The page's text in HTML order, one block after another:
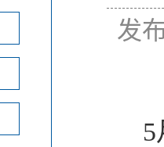
发
5